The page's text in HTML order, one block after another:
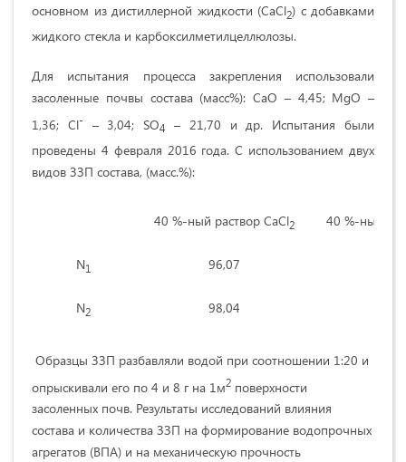
основном из дистиллерной жидкости (CaCl2) с добавками
жидкого стекла и карбоксилметилцеллюлозы.
Для испытания процесса закрепления использовали
засоленные почвы состава (масс%): CaO – 4,45; MgO –
1,36; Cl- – 3,04; SO4
– 21,70 и др. Испытания были
проведены 4 февраля 2016 года. С использованием двух
видов ЗЗП состава, (масс.%):
40 %-ный раствор CaCl2 40 %-ный
N1 96,07
N2 98,04
Образцы ЗЗП разбавляли водой при соотношении 1:20 и
опрыскивали его по 4 и 8 г на 1м2 поверхности
засоленных почв. Результаты исследований влияния
состава и количества ЗЗП на формирование водопрочных
агрегатов (ВПА) и на механическую прочность